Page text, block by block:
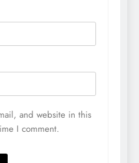
and website in this
I comment.